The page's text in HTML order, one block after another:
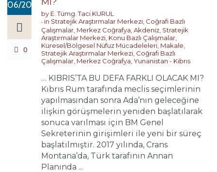
06/2026
0
by E. Tümg. Taci KURUL
in Stratejik Araştırmalar Merkezi Coğrafi Bazlı
Çalışmalar Merkez Coğrafya Akdeniz Stratejik
Araştırmalar Merkezi Konu Bazlı Çalışmalar
Küresel/Bölgesel Nüfuz Mücadeleleri Makale
Stratejik Araştırmalar Merkezi Coğrafi Bazlı
Çalışmalar Merkez Coğrafya Yunanistan - Kıbrıs
… KIBRIS’TA BU DEFA FARKLI OLACAK MI?
Kıbrıs Rum tarafında meclis seçimlerinin
yapılmasından sonra Ada’nın geleceğine
ilişkin görüşmelerin yeniden başlatılarak
sonuca varılması için BM Genel
Sekreterinin girişimleri ile yeni bir süreç
başlatılmıştır. 2017 yılında, Crans
Montana’da, Türk tarafının Annan
Planında ...